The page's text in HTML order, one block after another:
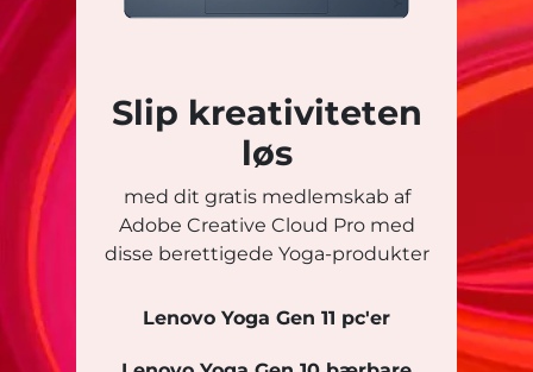
Slip kreativiteten
løs
med dit gratis medlemskab af
Adobe Creative Cloud Pro med
disse berettigede Yoga-produkter
Lenovo Yoga Gen 11 pc'er